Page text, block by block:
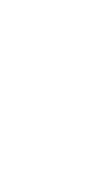
ჟესტები.